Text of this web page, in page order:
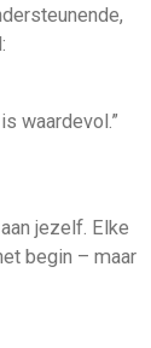
waardevol.”
jezelf. Elke
begin – maar